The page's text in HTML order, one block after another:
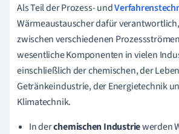
Als Teil der Prozess- und
Wärmeaustauscher dafür
zwischen verschiedenen
wesentliche Komponenten in vielen
einschließlich der chemischen, der
Getränkeindustrie, der Energietechnik
Klimatechnik.
In derchemischen Industriewerden